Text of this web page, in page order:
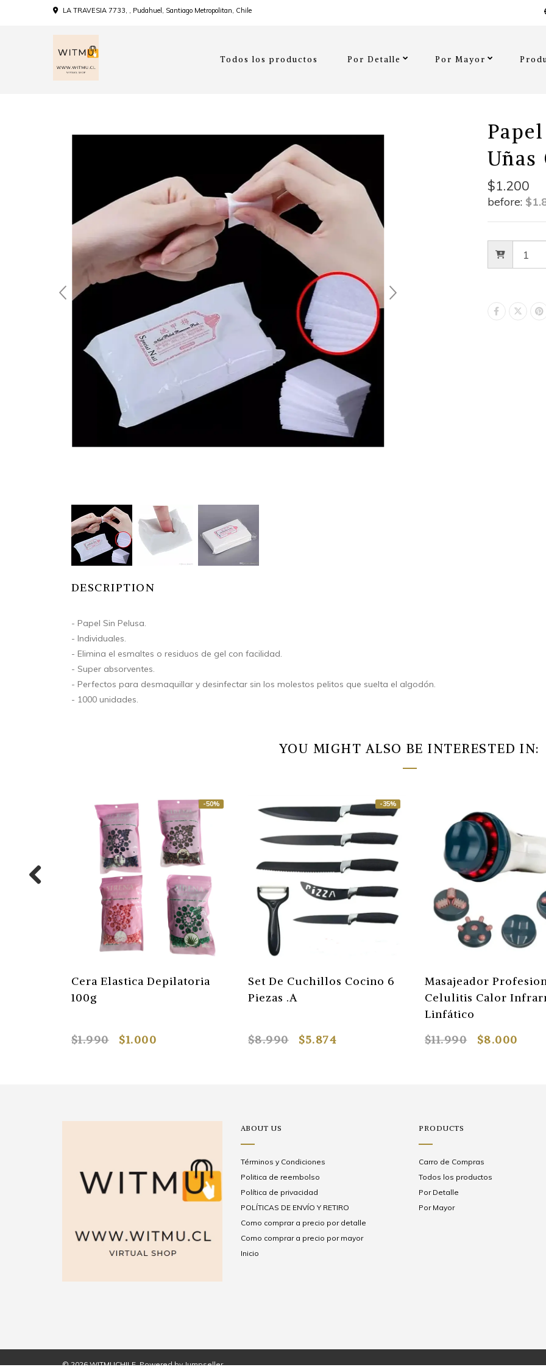
LA TRAVESIA 7733, , Pudahuel, Santiago Metropolitan, Chile
Todos los productos Por Detalle Por Mayor
DESCRIPTION
- Papel Sin Pelusa.
- Individuales.
- Elimina el esmaltes o residuos de gel con facilidad.
- Super absorventes.
- Perfectos para desmaquillar y desinfectar sin los molestos pelitos que suelta el algodón.
- 1000 unidades.
Uñas
$1.200
before:
YOU MIGHT ALSO BE INTERESTED IN:
-50%
Cera Elastica Depilatoria
100g
$1.990 $1.000
-35%
Set De Cuchillos Cocino 6
Piezas .A
$8.990 $5.874
Masajeador
Celulitis Calor
Linfático
$11.990
$8.000
ABOUT US
Términos y Condiciones
Politica de reembolso
Política de privacidad
POLÍTICAS DE ENVÍO Y RETIRO
Como comprar a precio por detalle
Como comprar a precio por mayor
Inicio
PRODUCTS
Carro de Compras
Todos los productos
Por Detalle
Por Mayor
© 2026 WITMUCHILE.Powered by Jumpseller.